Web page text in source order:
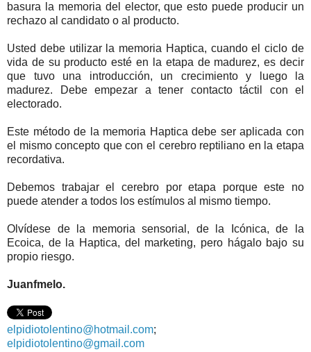
basura la memoria del elector, que esto puede producir un
rechazo al candidato o al producto.
Usted debe utilizar la memoria Haptica, cuando el ciclo de
vida de su producto esté en la etapa de madurez, es decir
que tuvo una introducción, un crecimiento y luego la
madurez. Debe empezar a tener contacto táctil con el
electorado.
Este método de la memoria Haptica debe ser aplicada con
el mismo concepto que con el cerebro reptiliano en la etapa
recordativa.
Debemos trabajar el cerebro por etapa porque este no
puede atender a todos los estímulos al mismo tiempo.
Olvídese de la memoria sensorial, de la Icónica, de la
Ecoica, de la Haptica, del marketing, pero hágalo bajo su
propio riesgo.
Juanfmelo.
elpidiotolentino@hotmail.com;
elpidiotolentino@gmail.com